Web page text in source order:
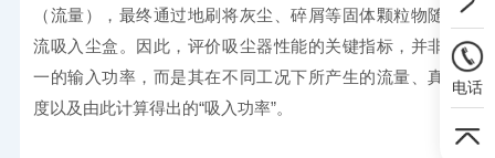
（流量），最终通过地刷将灰尘、碎屑等固体颗粒物随气
流吸入尘盒。因此，评价吸尘器性能的关键指标，并非单
一的输入功率，而是其在不同工况下所产生的流量、真空
度以及由此计算得出的“吸入功率”。
电话